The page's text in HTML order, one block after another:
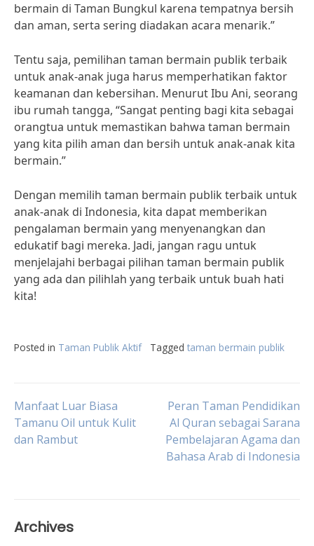
bermain di Taman Bungkul karena tempatnya bersih
dan aman, serta sering diadakan acara menarik.”
Tentu saja, pemilihan taman bermain publik terbaik
untuk anak-anak juga harus memperhatikan faktor
keamanan dan kebersihan. Menurut Ibu Ani, seorang
ibu rumah tangga, “Sangat penting bagi kita sebagai
orangtua untuk memastikan bahwa taman bermain
yang kita pilih aman dan bersih untuk anak-anak kita
bermain.”
Dengan memilih taman bermain publik terbaik untuk
anak-anak di Indonesia, kita dapat memberikan
pengalaman bermain yang menyenangkan dan
edukatif bagi mereka. Jadi, jangan ragu untuk
menjelajahi berbagai pilihan taman bermain publik
yang ada dan pilihlah yang terbaik untuk buah hati
kita!
Posted in Taman Publik Aktif Tagged taman bermain publik
Post
navigation
Manfaat Luar Biasa
Tamanu Oil untuk Kulit
dan Rambut
Peran Taman Pendidikan
Al Quran sebagai Sarana
Pembelajaran Agama dan
Bahasa Arab di Indonesia
Archives